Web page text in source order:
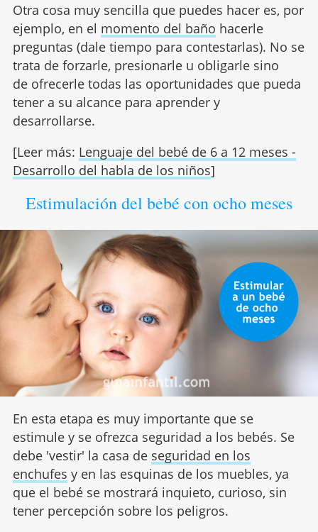
Otra cosa muy sencilla que puedes hacer es, por
ejemplo, en el momento del baño hacerle
preguntas (dale tiempo para contestarlas). No se
trata de forzarle, presionarle u obligarle sino
de ofrecerle todas las oportunidades que pueda
tener a su alcance para aprender y
desarrollarse.
[Leer más: Lenguaje del bebé de 6 a 12 meses -
Desarrollo del habla de los niños]
Estimulación del bebé con ocho meses
En esta etapa es muy importante que se
estimule y se ofrezca seguridad a los bebés. Se
debe 'vestir' la casa de seguridad en los
enchufes y en las esquinas de los muebles, ya
que el bebé se mostrará inquieto, curioso, sin
tener percepción sobre los peligros.